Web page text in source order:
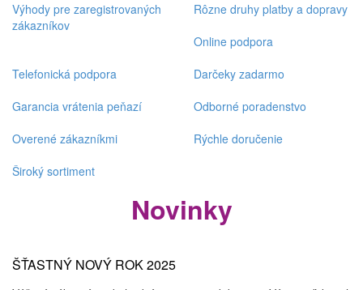
Výhody pre zaregistrovaných
zákazníkov
Rôzne druhy platby a dopravy
Online podpora
Telefonická podpora
Darčeky zadarmo
Garancia vrátenia peňazí
Odborné poradenstvo
Overené zákazníkmi
Rýchle doručenie
Široký sortiment
Novinky
ŠŤASTNÝ NOVÝ ROK 2025